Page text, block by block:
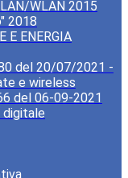
WLAN 2015
2018
E ENERGIA
del 20/07/2021 -
e wireless
del 06-09-2021
digitale